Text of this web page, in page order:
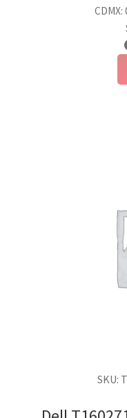
CDMX:
SKU: